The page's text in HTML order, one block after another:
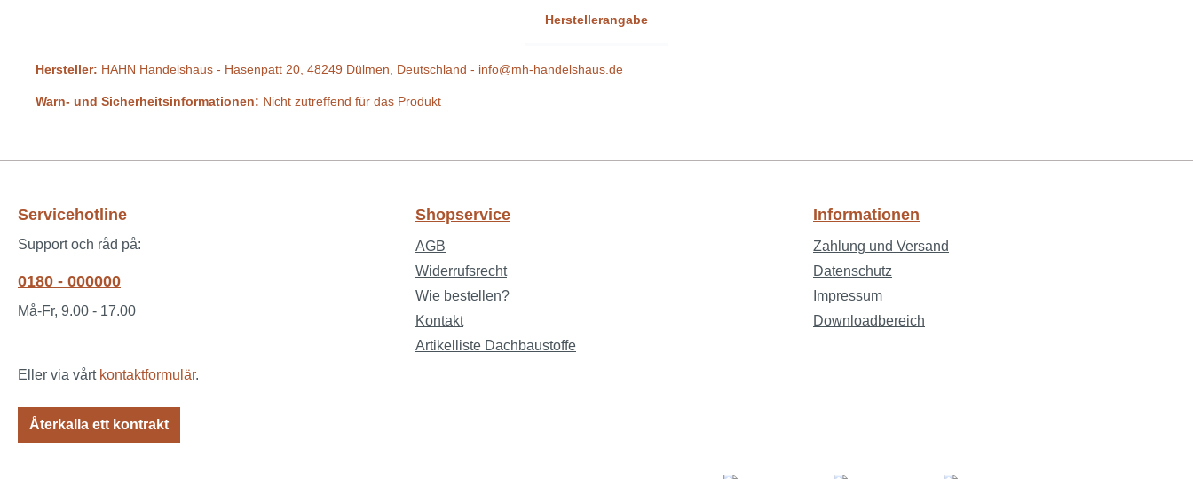
Herstellerangabe
Hersteller: HAHN Handelshaus - Hasenpatt 20, 48249 Dülmen, Deutschland - info@mh-handelshaus.de
Warn- und Sicherheitsinformationen: Nicht zutreffend für das Produkt
Servicehotline
Support och råd på:
0180 - 000000
Må-Fr, 9.00 - 17.00
Eller via vårt kontaktformulär.
Återkalla ett kontrakt
Shopservice
AGB
Widerrufsrecht
Wie bestellen?
Kontakt
Artikelliste Dachbaustoffe
Informationen
Zahlung und Versand
Datenschutz
Impressum
Downloadbereich